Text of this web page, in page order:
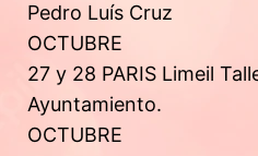
Pedro Luís Cruz
OCTUBRE
27 y 28 PARIS Limeil
Ayuntamiento.
OCTUBRE